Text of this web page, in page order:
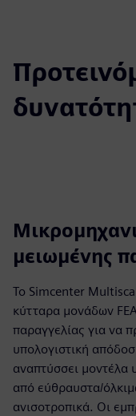
μειωμένης
Το Simcenter
κύτταρα μονάδων
παραγγελίας για να
υπολογιστική
αναπτύσσει μοντέλα
από εύθραυστα/
ανισοτροπικά. Οι